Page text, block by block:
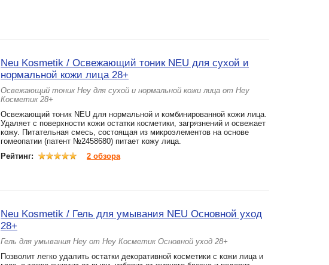
Neu Kosmetik / Освежающий тоник NEU для сухой и
нормальной кожи лица 28+
Освежающий тоник Неу для сухой и нормальной кожи лица от Неу
Косметик 28+
Освежающий тоник NEU для нормальной и комбинированной кожи лица.
Удаляет с поверхности кожи остатки косметики, загрязнений и освежает
кожу. Питательная смесь, состоящая из микроэлементов на основе
гомеопатии (патент №2458680) питает кожу лица.
Рейтинг:
2 обзора
Neu Kosmetik / Гель для умывания NEU Основной уход
28+
Гель для умывания Неу от Неу Косметик Основной уход 28+
Позволит легко удалить остатки декоративной косметики с кожи лица и